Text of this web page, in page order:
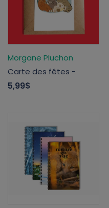
Morgane Pluchon
Carte des fêtes -
5,99$